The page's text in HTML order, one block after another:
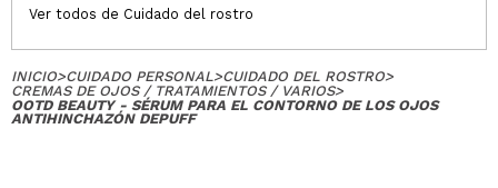
Ver todos de Cuidado del rostro
INICIO>CUIDADO PERSONAL>CUIDADO DEL ROSTRO>
CREMAS DE OJOS / TRATAMIENTOS / VARIOS>
OOTD BEAUTY - SÉRUM PARA EL CONTORNO DE LOS OJOS
ANTIHINCHAZÓN DEPUFF